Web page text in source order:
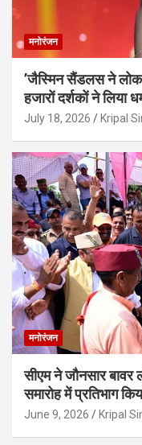
मनोरंजन
’जैस्मिन सैंडलस ने लोक
हजारों दर्शकों ने लिया
July 18, 2026 Kripal
मनोरंजन
सीएम ने जौनसार बावर
समारोह में प्रतिभाग
June 9, 2026 Kripal